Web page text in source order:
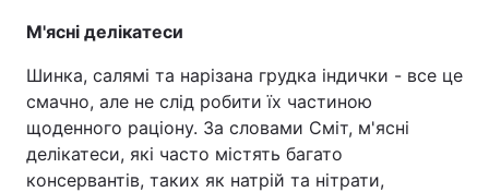
М'ясні делікатеси
Шинка, салямі та нарізана грудка індички - все це
смачно, але не слід робити їх частиною
щоденного раціону. За словами Сміт, м'ясні
делікатеси, які часто містять багато
консервантів, таких як натрій та нітрати,